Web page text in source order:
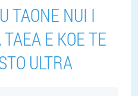
TAONE NUI I
E KOE TE
ULTRA